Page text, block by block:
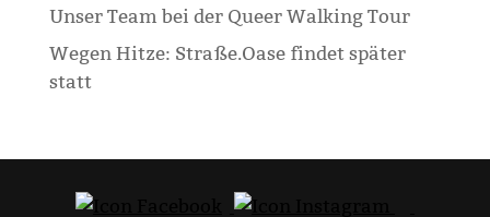
Unser Team bei der Queer Walking Tour
Wegen Hitze: Straße.Oase findet später
statt